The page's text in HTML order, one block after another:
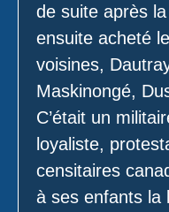
de suite après
ensuite acheté
voisines,
Maskinongé,
C’était un
loyaliste,
censitaires
à ses enfants la